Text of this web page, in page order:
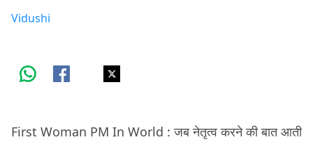
Vidushi
First Woman PM In World : जब नेतृत्व करने की बात आती